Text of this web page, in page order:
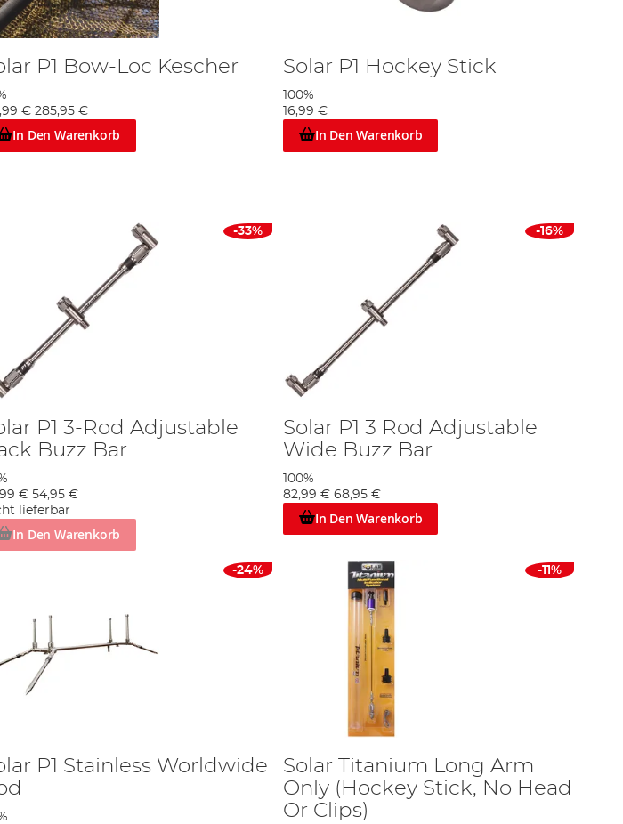
P1 Bow-Loc Kescher
€ 285,95 €
In Den Warenkorb
Solar P1 Hockey Stick
100%
16,99 €
In Den Warenkorb
-33%
P1 3-Rod Adjustable
Buzz Bar
€ 54,95 €
lieferbar
In Den Warenkorb
-16%
Solar P1 3 Rod Adjustable
Wide Buzz Bar
100%
82,99 € 68,95 €
In Den Warenkorb
-24%
P1 Stainless Worldwide
-11%
Solar Titanium Long Arm
Only (Hockey Stick, No Head
Or Clips)